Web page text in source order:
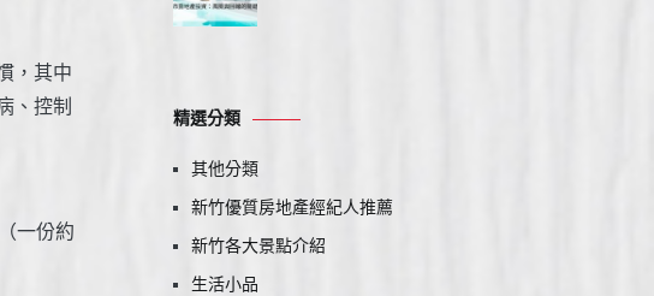
，其中
、控制
一份約
精選分類
其他分類
新竹優質房地產經紀人推薦
新竹各大景點介紹
生活小品